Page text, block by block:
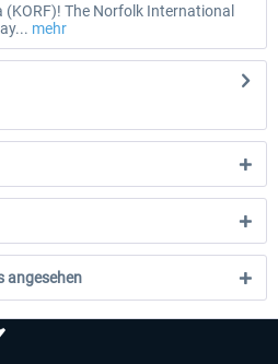
(KORF)! The Norfolk International
mehr
angesehen